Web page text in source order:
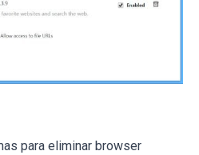
para eliminar browser